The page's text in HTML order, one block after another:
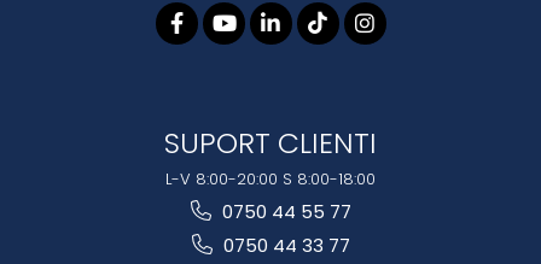
SUPORT CLIENTI
L-V 8:00-20:00 S 8:00-18:00
0750 44 55 77
0750 44 33 77